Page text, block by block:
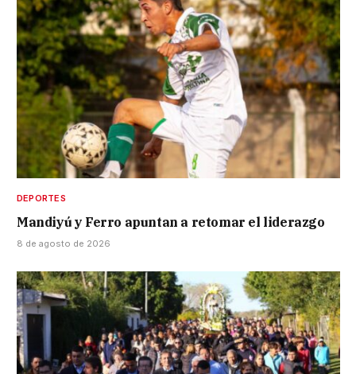
DEPORTES
Mandiyú y Ferro apuntan a retomar el liderazgo
8 de agosto de 2026